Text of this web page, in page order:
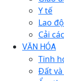
Y tế
Lao
Cải
VĂN HÓA
Tinh
Đất